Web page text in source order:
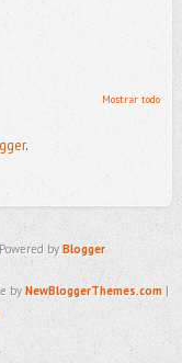
Mostrar todo
.
byBlogger
byNewBloggerThemes.com |